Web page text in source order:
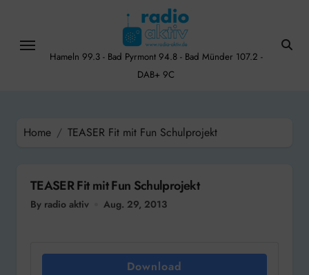
content
Hameln 99.3 - Bad Pyrmont 94.8 - Bad Münder 107.2 -
DAB+ 9C
Home TEASER Fit mit Fun Schulprojekt
TEASER Fit mit Fun Schulprojekt
By radio aktiv Aug. 29, 2013
Download